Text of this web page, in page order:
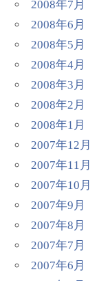
2008年7月
2008年6月
2008年5月
2008年4月
2008年3月
2008年2月
2008年1月
2007年12月
2007年11月
2007年10月
2007年9月
2007年8月
2007年7月
2007年6月